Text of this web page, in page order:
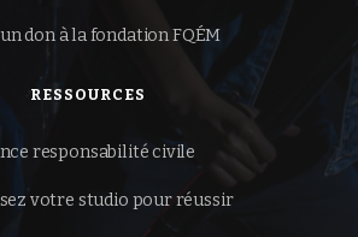
don à lafondation FQÉM
RESSOURCES
responsabilité civile
votre studio pour réussir